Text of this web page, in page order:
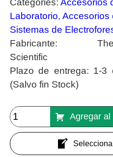
Categories: Accesorios
Laboratorio, Accesorios
Sistemas de
Fabricante:
Scientific
Plazo de entrega: 1-3
(Salvo fin Stock)
Agregar al